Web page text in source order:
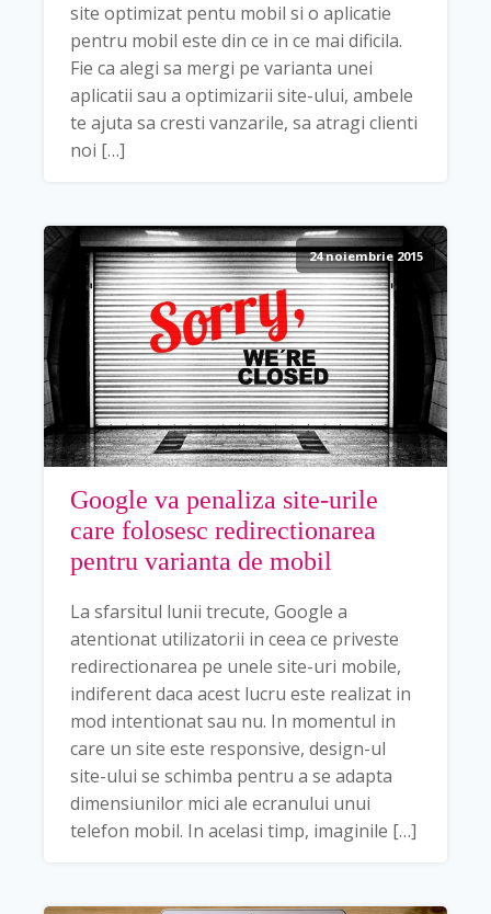
site optimizat pentu mobil si o aplicatie
pentru mobil este din ce in ce mai dificila.
Fie ca alegi sa mergi pe varianta unei
aplicatii sau a optimizarii site-ului, ambele
te ajuta sa cresti vanzarile, sa atragi clienti
noi […]
24 noiembrie 2015
Google va penaliza site-urile
care folosesc redirectionarea
pentru varianta de mobil
La sfarsitul lunii trecute, Google a
atentionat utilizatorii in ceea ce priveste
redirectionarea pe unele site-uri mobile,
indiferent daca acest lucru este realizat in
mod intentionat sau nu. In momentul in
care un site este responsive, design-ul
site-ului se schimba pentru a se adapta
dimensiunilor mici ale ecranului unui
telefon mobil. In acelasi timp, imaginile […]